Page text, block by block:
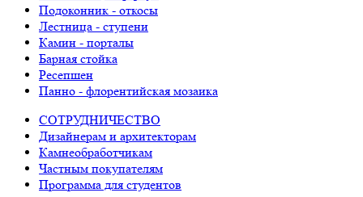
Подоконник - откосы
Лестница - ступени
Камин - порталы
Барная стойка
Ресепшен
Панно - флорентийская мозаика
СОТРУДНИЧЕСТВО
Дизайнерам и архитекторам
Камнеобработчикам
Частным покупателям
Программа для студентов